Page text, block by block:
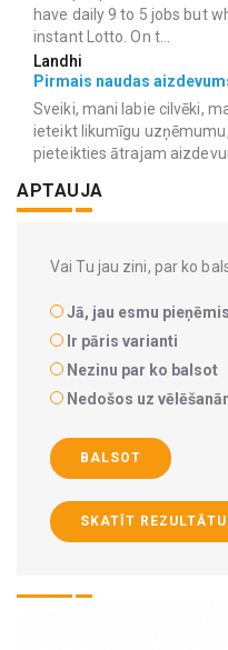
have daily 9 to 5 jobs but
instant Lotto. On t...
Landhi
Pirmais naudas
Sveiki, mani labie cilvēki,
ieteikt likumīgu
pieteikties ātrajam
APTAUJA
Vai Tu jau zini, par ko
Jā, jau esmu
Ir pāris varianti
Nezinu par ko balsot
Nedošos uz
BALSOT
SKATĪT